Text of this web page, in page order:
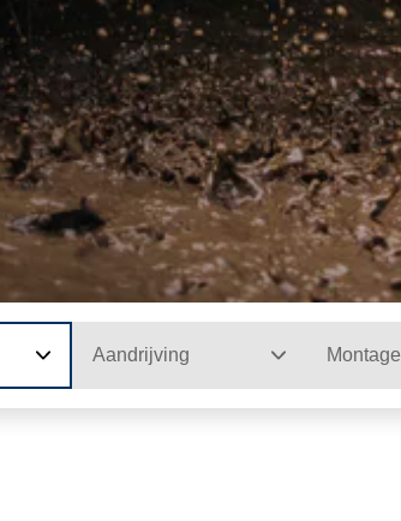
Aandrijving Montage